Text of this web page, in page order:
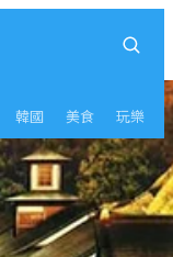
韓國 美食 玩樂